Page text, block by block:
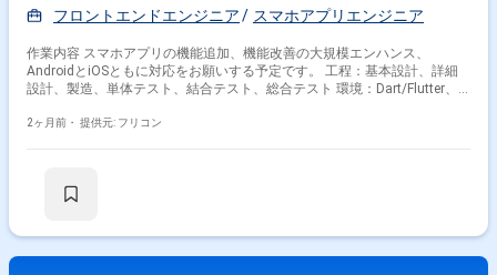
フロントエンドエンジニア
スマホアプリエンジニア
作業内容 スマホアプリの機能追加、機能改善の大規模エンハンス、
AndroidとiOSともに対応をお願いする予定です。 工程：基本設計、詳細
設計、製造、単体テスト、結合テスト、総合テスト 環境：Dart/Flutter、
2ヶ月前・ 提供元: フリコン